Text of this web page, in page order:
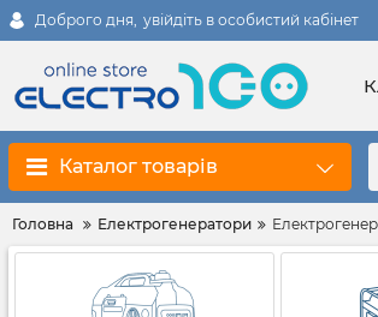
Доброго дня, увійдіть в особистий кабінет
Каталог товарів
Головна Електрогенератори